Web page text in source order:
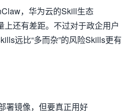
，华为云的Skill生态
上还有差距。不过对于政企用户
远比“多而杂”的风险Skills更有
署镜像，但要真正用好